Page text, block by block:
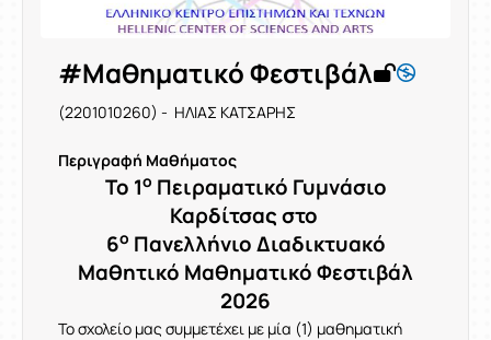
#Μαθηματικό Φεστιβάλ
(2201010260) - ΗΛΙΑΣ ΚΑΤΣΑΡΗΣ
Περιγραφή Μαθήματος
Το 1ο Πειραματικό Γυμνάσιο
Καρδίτσας στο
6ο Πανελλήνιο Διαδικτυακό
Μαθητικό Μαθηματικό Φεστιβάλ
2026
Το σχολείο μας συμμετέχει με μία (1) μαθηματική